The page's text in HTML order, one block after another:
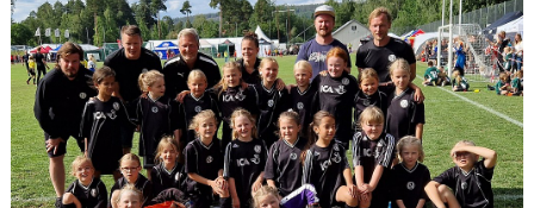
KONTAKT